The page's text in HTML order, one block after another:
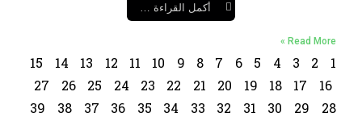
أكمل القراءة …
Read More »
1
2
3
4
5
6
7
8
9
10
11
12
13
14
15
16
17
18
19
20
21
22
23
24
25
26
27
28
29
30
31
32
33
34
35
36
37
38
39